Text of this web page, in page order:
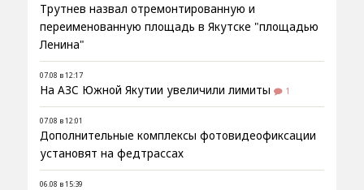
Трутнев назвал отремонтированную и
переименованную площадь в Якутске "площадью
Ленина"
07.08 в 12:17
На АЗС Южной Якутии увеличили лимиты 1
07.08 в 12:01
Дополнительные комплексы фотовидеофиксации
установят на федтрассах
06.08 в 15:39